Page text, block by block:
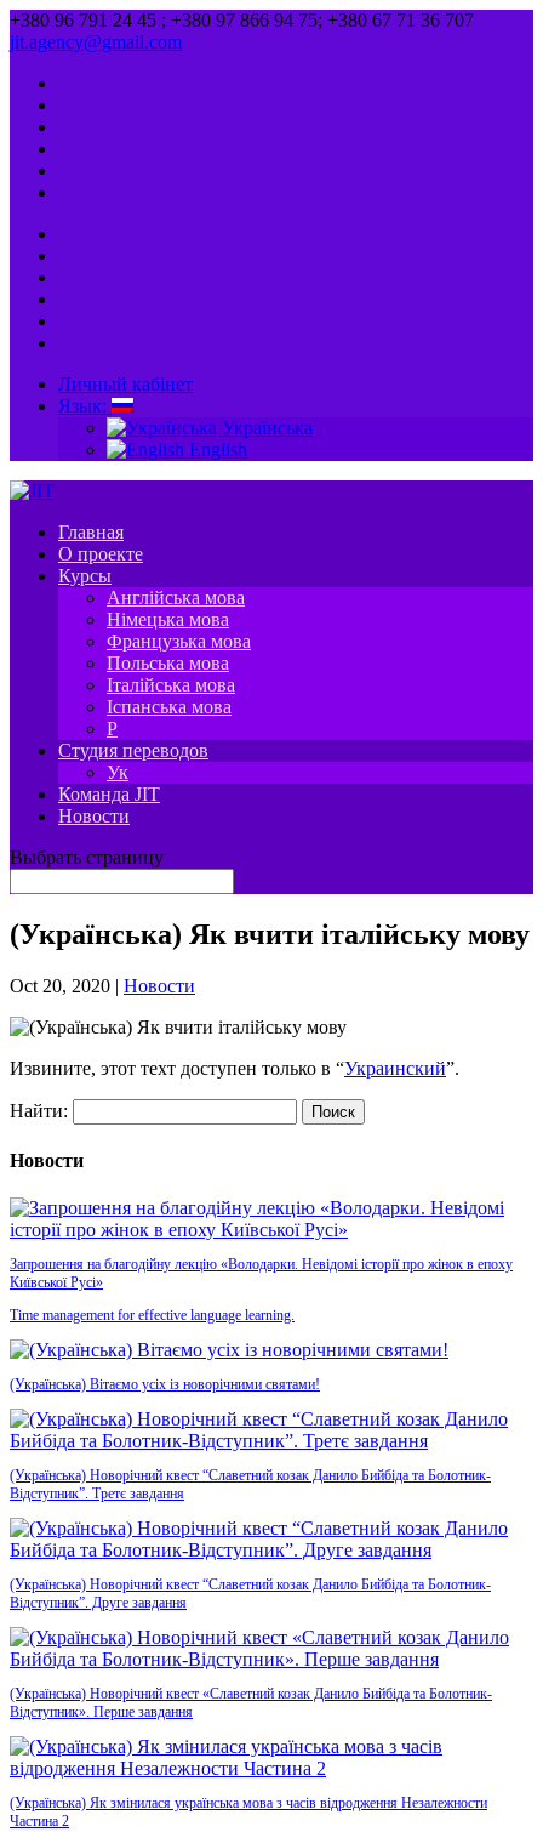
+380 96 791 24 45 ; +380 97 866 94 75; +380 67 71 36 707
jit.agency@gmail.com
Личный кабінет
Язык:
Українська
English
Главная
О проекте
Курсы
Англійська мова
Німецька мова
Французька мова
Польська мова
Італійська мова
Іспанська мова
P
Студия переводов
Ук
Команда JIT
Новости
Выбрать страницу
(Українська) Як вчити італійську мову
Oct 20, 2020 | Новости
Извините, этот техт доступен только в “Украинский”.
Найти:
Новости
Запрошення на благодійну лекцію «Володарки. Невідомі історії про жінок в епоху
Київської Русі»
Time management for effective language learning.
(Українська) Вітаємо усіх із новорічними святами!
(Українська) Новорічний квест “Славетний козак Данило Бийбіда та Болотник-
Відступник”. Третє завдання
(Українська) Новорічний квест “Славетний козак Данило Бийбіда та Болотник-
Відступник”. Друге завдання
(Українська) Новорічний квест «Славетний козак Данило Бийбіда та Болотник-
Відступник». Перше завдання
(Українська) Як змінилася українська мова з часів відродження Незалежности
Частина 2